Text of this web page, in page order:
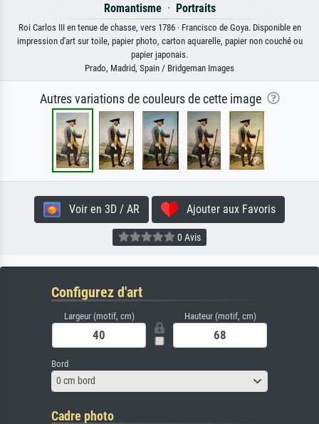
Romantisme· Portraits
Roi Carlos III en tenue de chasse, vers 1786 · Francisco de Goya. Disponible en
impression d'art sur toile, papier photo, carton aquarelle, papier non couché ou
papier japonais.
Prado, Madrid, Spain / Bridgeman Images
Autres variations de couleurs de cette image
Voir en 3D / AR Ajouter aux Favoris
0 Avis
Configurez d'art
Largeur (motif, cm) Hauteur (motif, cm)
Bord
0 cm bord
Cadre photo